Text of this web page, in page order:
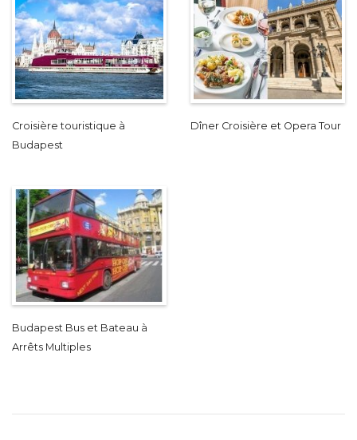
Croisière touristique à
Budapest
Dîner Croisière et Opera Tour
Budapest Bus et Bateau à
Arrêts Multiples